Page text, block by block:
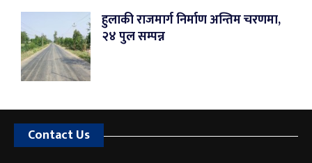
हुलाकी राजमार्ग निर्माण अन्तिम चरणमा,
२४ पुल सम्पन्न
Contact Us